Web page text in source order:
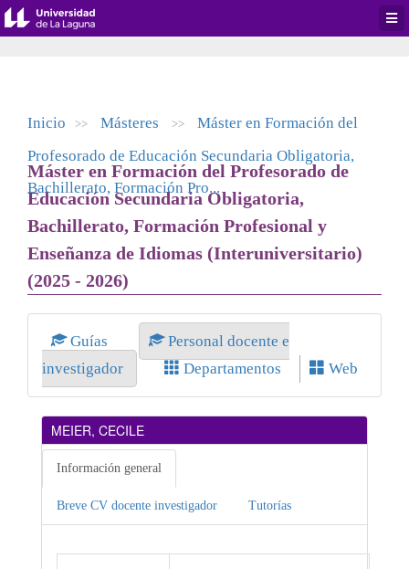
Inicio >> Másteres >>
Máster en Formación del
Profesorado de Educación Secundaria Obligatoria,
Bachillerato, Formación Pro...
Máster en Formación del Profesorado de
Educación Secundaria Obligatoria,
Bachillerato, Formación Profesional y
Enseñanza de Idiomas (Interuniversitario)
(2025 - 2026)
Guías
Personal docente e
investigador
Departamentos Web
MEIER, CECILE
Información general
Breve CV docente investigador Tutorías